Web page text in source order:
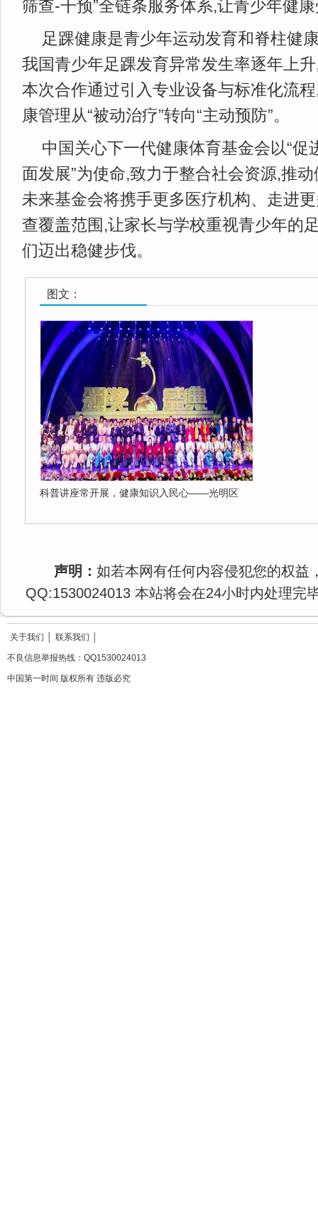
筛查-干预”全链条服务体系,让青少年健
足踝健康是青少年运动发育和脊柱健
我国青少年足踝发育异常发生率逐年上
本次合作通过引入专业设备与标准化流
康管理从“被动治疗”转向“主动预防”。
中国关心下一代健康体育基金会以“促
面发展”为使命,致力于整合社会资源,推
未来基金会将携手更多医疗机构、走进
查覆盖范围,让家长与学校重视青少年的
们迈出稳健步伐。
图文：
科普讲座常开展，健康知识入民心——光明区
声明： 如若本网有任何内容侵犯您的权益
QQ:1530024013 本站将会在24小时内处理完
关于我们 联系我们
不良信息举报热线：QQ1530024013
中国第一时间 版权所有 违版必究